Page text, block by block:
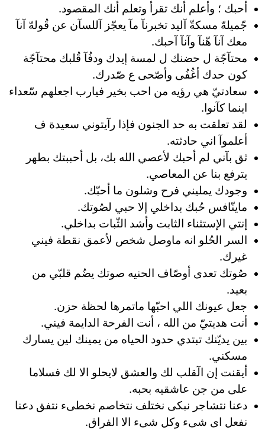
أحبك ؛ وأعلم أنك تقرأ وتعلم أنك المقصود.
جّميلهّ مسكةّ آليد تخبرنآ مآ يعجّز آللسآن عن قُولهّ آنآ
معك آنآ هّنآ وآنآ آحبك.
محتآجّة ل حضنك ل لمسة إيدك ودفُآ قُلبك محتآجّة
كون حدك أغُفُى وأصّحى ع صّدرك.
سعادتيّ هي رؤيه من احب بخير فيارب اجعلهم سّعداء
اينما كآنوا.
لقد تعلقت به حد الجنون فإذا رآيتوني سعيدة ف
أعلموآ اني حادثته.
ثق بآني لم أحبك لأعصي الله بك، بل أحببتك بطهر
يترفع بنا عن المعاصي.
وجودك يمليني فرح وشلون ما أحبّك.
ماينّافس حُبك بداخلي إلا حبي لصُوتك. ‏
‏إنتي الإستثناء الثابت وأشد الثّبات بداخلي.
السر الحُلو انه ماوصل شخص لأعمق نقطة فيني
غيرك.
صُوتك تعدى أوصّاف الحنيه صوتك يضُم قلبّي من
بعيد.
جعل عيونك اللي احبّها ماتمرها لحظة حزن.
أنت هديتيّ من الله ، ‏أنت الفرحة الدايمة فيني.
بين يديّنك تبتدي حدود الحياه من يمينك ‏لين يسارك
مسكني.
أيقنت إن الٓقلب لك والعشق لايحلو الا لك فسلاما
على من جن عاشقيه بحبه.
دعنا نتشاجر نبكى نختلف نتخاصم نخطىء نتفق دعنا
نفعل اى شىء وكل شىء الا الفراق.